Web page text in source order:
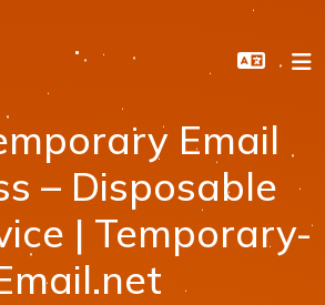
Email
– Disposable
| Temporary-